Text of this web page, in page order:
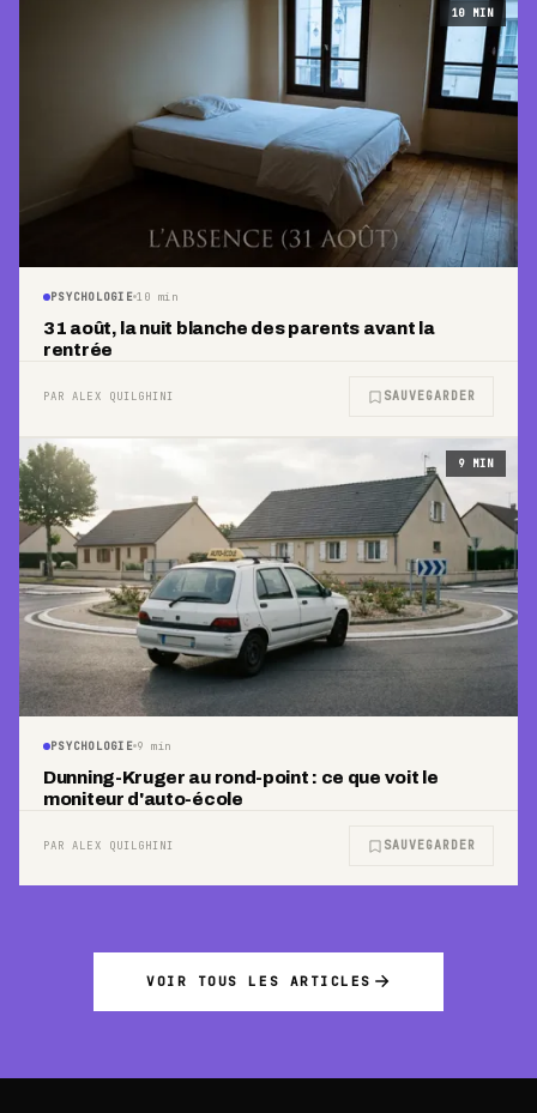
10 MIN
PSYCHOLOGIE 10 min
31 août, la nuit blanche des parents avant la
rentrée
PAR ALEX QUILGHINI SAUVEGARDER
9 MIN
PSYCHOLOGIE 9 min
Dunning-Kruger au rond-point : ce que voit le
moniteur d'auto-école
PAR ALEX QUILGHINI SAUVEGARDER
VOIR TOUS LES ARTICLES